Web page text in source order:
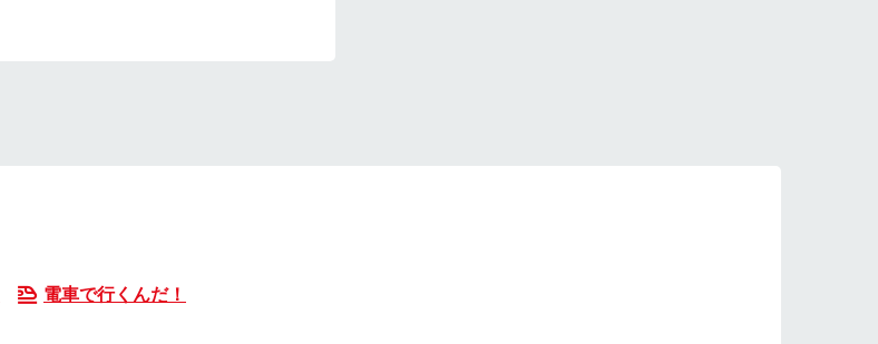
電車で行くんだ！